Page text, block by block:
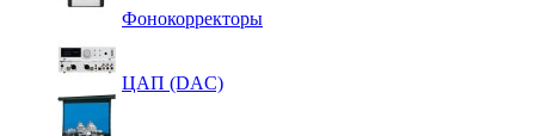
Фонокорректоры
ЦАП (DAC)